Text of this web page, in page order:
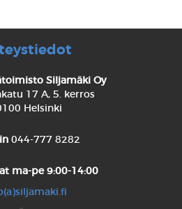
Siljamäki Oy
17 A, 5. kerros
Helsinki
044-777 8282
ma-pe 9:00-14:00